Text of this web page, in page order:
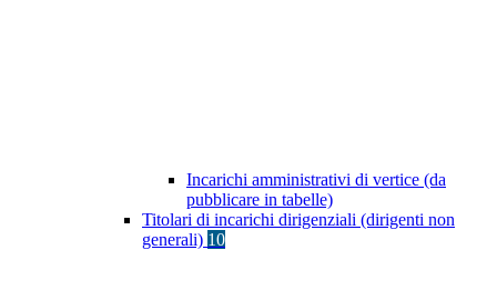
Incarichi amministrativi di vertice (da
pubblicare in tabelle)
Titolari di incarichi dirigenziali (dirigenti non
generali) 10